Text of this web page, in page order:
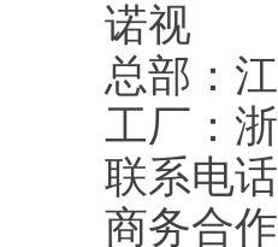
诺视
总部：
工厂：
联系电
商务合